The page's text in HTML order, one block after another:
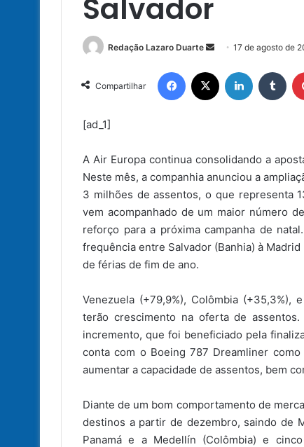
Salvador
Redação Lazaro Duarte
Mande
e-
mail
17 de agosto de
Compartilhar
Facebook Linkedin
[ad_1]
A Air Europa continua consolidando a
Neste mês, a companhia anunciou a
3 milhões de assentos, o que representa
vem acompanhado de um maior número
reforço para a próxima campanha de
frequência entre Salvador (Banhia) à
de férias de fim de ano.
Venezuela (+79,9%), Colômbia
terão crescimento na oferta de
incremento, que foi beneficiado pela
conta com o Boeing 787 Dreamliner
aumentar a capacidade de assentos, bem
Diante de um bom comportamento de
destinos a partir de dezembro, saindo de
Panamá e a Medellín (Colômbia) e